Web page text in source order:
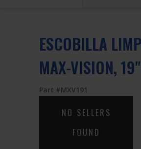
ESCOBILLA
MAX-VISION, 19"
Part #MXV191
NO SELLERS
FOUND